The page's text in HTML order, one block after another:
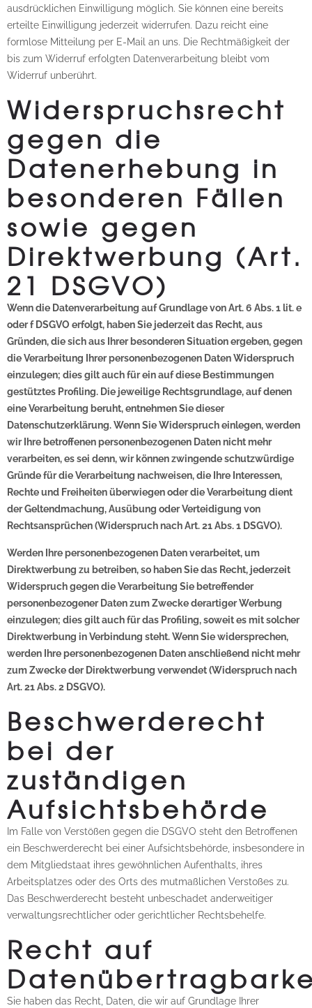
ausdrücklichen Einwilligung möglich. Sie können eine bereits
erteilte Einwilligung jederzeit widerrufen. Dazu reicht eine
formlose Mitteilung per E-Mail an uns. Die Rechtmäßigkeit der
bis zum Widerruf erfolgten Datenverarbeitung bleibt vom
Widerruf unberührt.
Widerspruchsrecht
gegen die
Datenerhebung in
besonderen Fällen
sowie gegen
Direktwerbung (Art.
21 DSGVO)
Wenn die Datenverarbeitung auf Grundlage von Art. 6 Abs. 1 lit. e
oder f DSGVO erfolgt, haben Sie jederzeit das Recht, aus
Gründen, die sich aus Ihrer besonderen Situation ergeben, gegen
die Verarbeitung Ihrer personenbezogenen Daten Widerspruch
einzulegen; dies gilt auch für ein auf diese Bestimmungen
gestütztes Profiling. Die jeweilige Rechtsgrundlage, auf denen
eine Verarbeitung beruht, entnehmen Sie dieser
Datenschutzerklärung. Wenn Sie Widerspruch einlegen, werden
wir Ihre betroffenen personenbezogenen Daten nicht mehr
verarbeiten, es sei denn, wir können zwingende schutzwürdige
Gründe für die Verarbeitung nachweisen, die Ihre Interessen,
Rechte und Freiheiten überwiegen oder die Verarbeitung dient
der Geltendmachung, Ausübung oder Verteidigung von
Rechtsansprüchen (Widerspruch nach Art. 21 Abs. 1 DSGVO).
Werden Ihre personenbezogenen Daten verarbeitet, um
Direktwerbung zu betreiben, so haben Sie das Recht, jederzeit
Widerspruch gegen die Verarbeitung Sie betreffender
personenbezogener Daten zum Zwecke derartiger Werbung
einzulegen; dies gilt auch für das Profiling, soweit es mit solcher
Direktwerbung in Verbindung steht. Wenn Sie widersprechen,
werden Ihre personenbezogenen Daten anschließend nicht mehr
zum Zwecke der Direktwerbung verwendet (Widerspruch nach
Art. 21 Abs. 2 DSGVO).
Beschwerderecht
bei der
zuständigen
Aufsichtsbehörde
Im Falle von Verstößen gegen die DSGVO steht den Betroffenen
ein Beschwerderecht bei einer Aufsichtsbehörde, insbesondere in
dem Mitgliedstaat ihres gewöhnlichen Aufenthalts, ihres
Arbeitsplatzes oder des Orts des mutmaßlichen Verstoßes zu.
Das Beschwerderecht besteht unbeschadet anderweitiger
verwaltungsrechtlicher oder gerichtlicher Rechtsbehelfe.
Recht auf
Sie haben das Recht, Daten, die wir auf Grundlage Ihrer